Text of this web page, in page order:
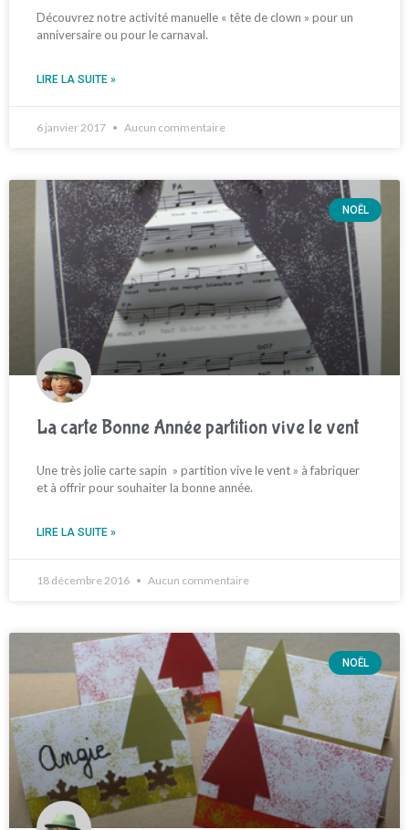
Découvrez notre activité manuelle « tête de clown » pour un
anniversaire ou pour le carnaval.
LIRE LA SUITE »
6 janvier 2017 Aucun commentaire
NOËL
La carte Bonne Année partition vive le vent
Une très jolie carte sapin » partition vive le vent » à fabriquer
et à offrir pour souhaiter la bonne année.
LIRE LA SUITE »
18 décembre 2016 Aucun commentaire
NOËL